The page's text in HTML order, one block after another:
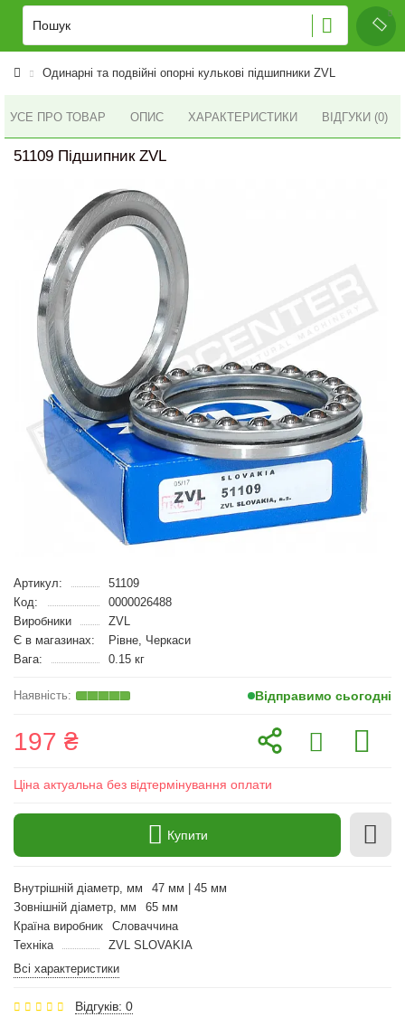
Одинарні та подвійні опорні кулькові підшипники ZVL
УСЕ ПРО ТОВАР ОПИС ХАРАКТЕРИСТИКИ ВІДГУКИ (0)
51109 Підшипник ZVL
Артикул:
51109
Код:
0000026488
Виробники
ZVL
Є в магазинах:
Рівне, Черкаси
Вага:
0.15 кг
Відправимо сьогодні
197 ₴
Ціна актуальна без відтермінування оплати
Купити
Внутрішній діаметр, мм
47 мм | 45 мм
Зовнішній діаметр, мм
65 мм
Країна виробник
Словаччина
Техніка
ZVL SLOVAKIA
Всі характеристики
Відгуків: 0